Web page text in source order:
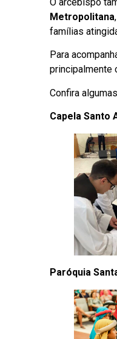
Metropolitana
famílias
Para
principalmente
Confira
Capela Santo
Paróquia